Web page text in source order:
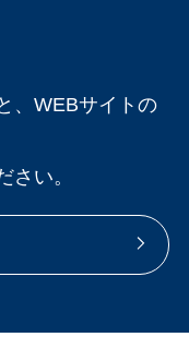
、WEBサイトの
さい。